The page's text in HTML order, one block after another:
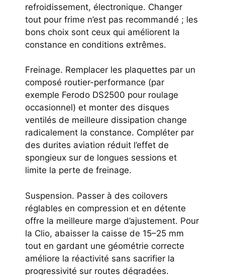
refroidissement, électronique. Changer
tout pour frime n’est pas recommandé ; les
bons choix sont ceux qui améliorent la
constance en conditions extrêmes.
Freinage. Remplacer les plaquettes par un
composé routier-performance (par
exemple Ferodo DS2500 pour roulage
occasionnel) et monter des disques
ventilés de meilleure dissipation change
radicalement la constance. Compléter par
des durites aviation réduit l’effet de
spongieux sur de longues sessions et
limite la perte de freinage.
Suspension. Passer à des coilovers
réglables en compression et en détente
offre la meilleure marge d’ajustement. Pour
la Clio, abaisser la caisse de 15–25 mm
tout en gardant une géométrie correcte
améliore la réactivité sans sacrifier la
progressivité sur routes dégradées.